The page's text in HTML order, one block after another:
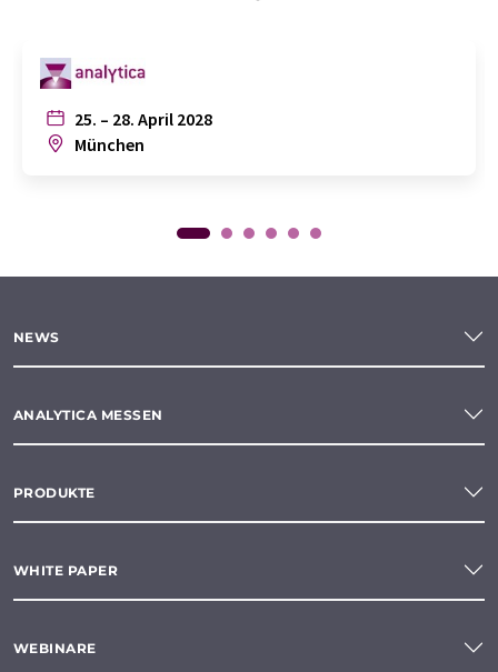
25. – 28. April 2028
München
NEWS
ANALYTICA MESSEN
PRODUKTE
WHITE PAPER
WEBINARE